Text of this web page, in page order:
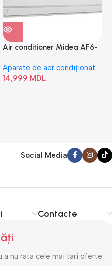
Air conditioner Midea AF6-
Aparate de aer condiționat
14,999 MDL
Social Media
Contacte
a nu rata cele mai tari oferte